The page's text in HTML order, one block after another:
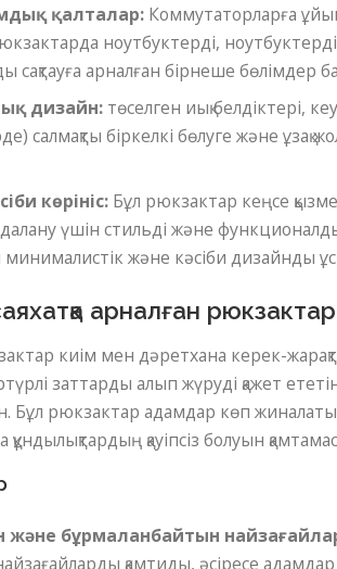
қалталар: Коммутаторларға
ноутбуктерді,
сақтауға арналған бірнеше бөлімдер
дизайн: төселген иық белдіктері,
салмақты біркелкі бөлуге және ұзақ
көрініс: Бұл рюкзактар ​​кеңсе
үшін стильді және
минималистік және кәсіби дизайнды
арналған рюкзактар
​​киім мен дәретхана керек-
заттарды алып жүруді қажет
Бұл рюкзактар ​​адамдар көп
қауіпсіз болуын
және бұрмаланбайтын
қамтиды, әсіресе адамдар